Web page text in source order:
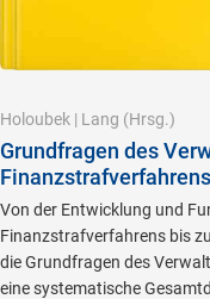
Holoubek | Lang (Hrsg.)
Grundfragen des
Finanzstrafverfahrens
Von der Entwicklung und
Finanzstrafverfahrens bis
die Grundfragen des
eine systematische